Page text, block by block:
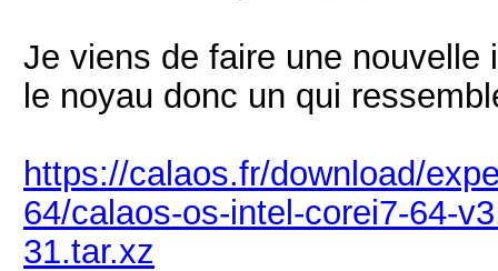
Je viens de faire une
le noyau donc un qui
https://calaos.fr/download/
64/calaos-os-intel-corei7-64-
31.tar.xz